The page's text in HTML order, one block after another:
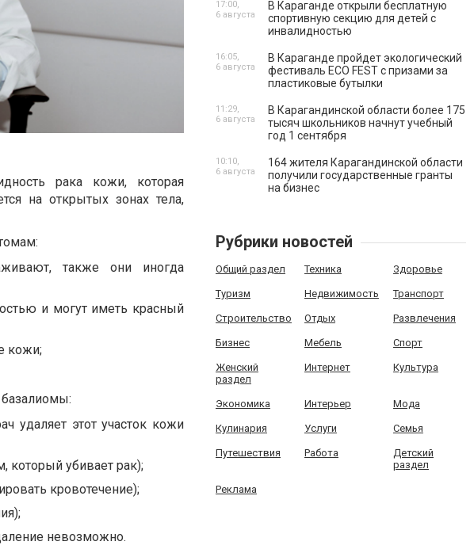
рака кожи, которая
на открытых зонах тела,
также они иногда
и могут иметь красный
кожи;
удаляет этот участок кожи
который убивает рак);
кровотечение);
невозможно.
В Караганде открыли бесплатную
спортивную секцию для детей с
инвалидностью
17:00,
6 августа
В Караганде пройдет экологический
фестиваль ECO FEST с призами за
пластиковые бутылки
16:05,
6 августа
В Карагандинской области более 175
тысяч школьников начнут учебный
год 1 сентября
11:29,
6 августа
164 жителя Карагандинской области
получили государственные гранты
на бизнес
10:10,
6 августа
Рубрики новостей
Общий раздел Техника Здоровье
Туризм Недвижимость Транспорт
Строительство Отдых Развлечения
Бизнес Мебель Спорт
Женский
раздел
Интернет Культура
Экономика Интерьер Мода
Кулинария Услуги Семья
Путешествия Работа
Детский
раздел
Реклама